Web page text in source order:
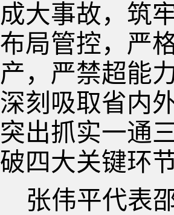
成大事故， 筑
布局管控，严
产，严禁超能
深刻吸取省内
突出抓实一通
破四大关键环
张伟平代表